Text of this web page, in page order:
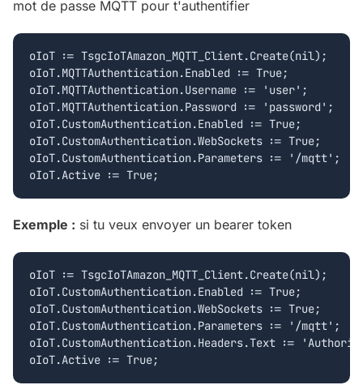
mot de passe MQTT pour t'authentifier
oIoT := TsgcIoTAmazon_MQTT_Client.Create(nil);
oIoT.MQTTAuthentication.Enabled := True;
oIoT.MQTTAuthentication.Username := 'user';
oIoT.MQTTAuthentication.Password := 'password';
oIoT.CustomAuthentication.Enabled := True;
oIoT.CustomAuthentication.WebSockets := True;
oIoT.CustomAuthentication.Parameters := '/mqtt';
Exemple : si tu veux envoyer un bearer token
oIoT := TsgcIoTAmazon_MQTT_Client.Create(nil);
oIoT.CustomAuthentication.Enabled := True;
oIoT.CustomAuthentication.WebSockets := True;
oIoT.CustomAuthentication.Parameters := '/mqtt';
oIoT.CustomAuthentication.Headers.Text :=